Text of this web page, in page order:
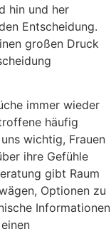
hin und her
Entscheidung.
großen Druck
immer wieder
häufig
wichtig, Frauen
ihre Gefühle
gibt Raum
Optionen zu
Informationen